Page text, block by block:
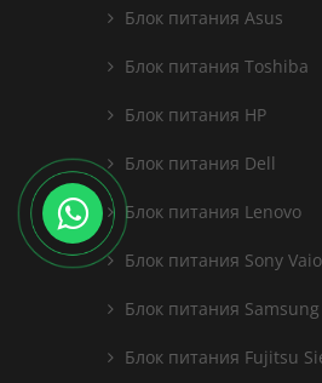
Блок питания Asus
Блок питания Toshiba
Блок питания HP
Блок питания Dell
Блок питания Lenovo
Блок питания Sony Vaio
Блок питания Samsung
Блок питания Fujitsu